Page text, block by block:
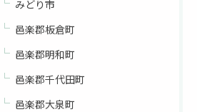
みどり市
邑楽郡板倉町
邑楽郡明和町
邑楽郡千代田町
邑楽郡大泉町